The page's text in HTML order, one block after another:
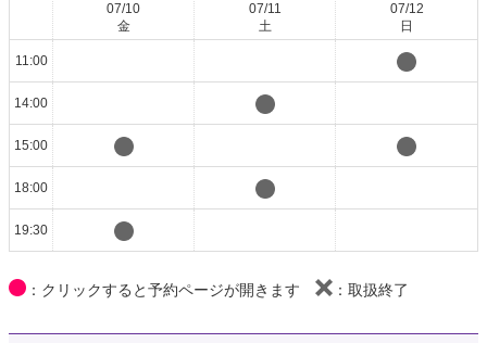
07/10
金
07/11
土
07/12
日
11:00
14:00
15:00
18:00
19:30
：クリックすると予約ページが開きます ：取扱終了